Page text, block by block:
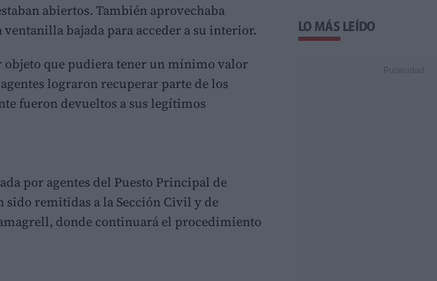
abiertos. También aprovechaba
bajada para acceder a su interior.
objeto que pudiera tener un mínimo valor
lograron recuperar parte de los
fueron devueltos a sus legítimos
por agentes del Puesto Principal de
sido remitidas a la Sección Civil y de
donde continuará el procedimiento
LO MÁS LEÍDO